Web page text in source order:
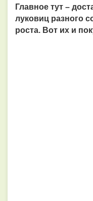
Главное тут –
луковиц разного
роста. Вот их и